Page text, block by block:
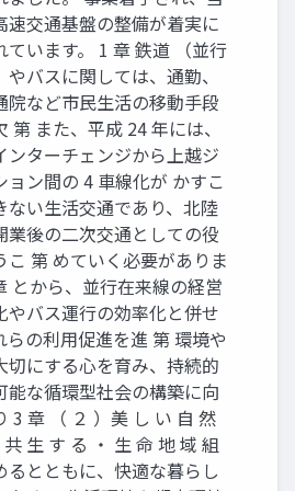
速交通基盤の整備が着実に
ています。 1 章 鉄道 （並行
やバスに関しては、通勤、
院など市民生活の移動手段
第 また、平成 24 年には、
ンターチェンジから上越ジ
ョン間の 4 車線化が かすこ
ない生活交通であり、北陸
業後の二次交通としての役
こ 第 めていく必要がありま
とから、並行在来線の経営
やバス運行の効率化と併せ
らの利用促進を進 第 環境や
切にする心を育み、持続的
能な循環型社会の構築に向
3 章 （ ２ ）美 し い 自 然
共 生 す る ・ 生 命 地 域 組
るとともに、快適な暮らし